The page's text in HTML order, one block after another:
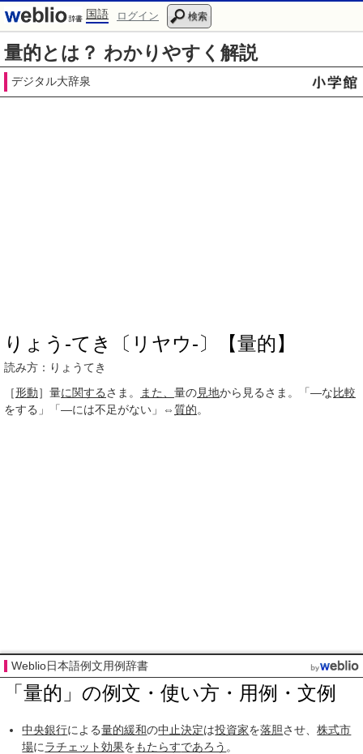
国語 ログイン 検索
量的とは？ わかりやすく解説
デジタル大辞泉
りょう‐てき〔リヤウ‐〕【量的】
読み方：りょうてき
［形動］ 量に関するさま。 また、 量の見地から見るさま。「―な比較
をする」「―には不足がない」⇔質的。
Weblio日本語例文用例辞書
「量的」の例文・使い方・用例・文例
中央銀行による量的緩和の中止決定は投資家を落胆させ、株式市
場にラチェット効果をもたらすであろう 。